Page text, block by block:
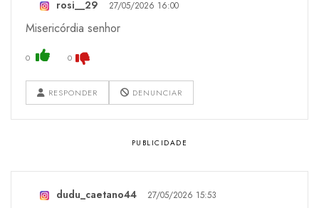
rosi__29 27/05/2026 16:00
Misericórdia senhor
0 0
RESPONDER DENUNCIAR
dudu_caetano44 27/05/2026 15:53